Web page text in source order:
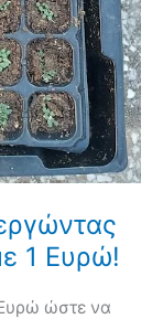
1 Ευρώ!
ώστε να